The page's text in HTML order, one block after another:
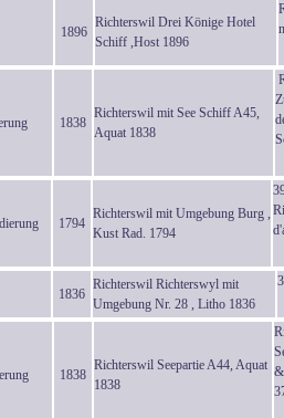
1896
Richterswil Drei Könige Hotel
Schiff ,Host 1896
1838
Richterswil mit See Schiff A45,
Aquat 1838
1794
Richterswil mit Umgebung Burg ,
Kust Rad. 1794
1836
Richterswil Richterswyl mit
Umgebung Nr. 28 , Litho 1836
1838
Richterswil Seepartie A44, Aquat
1838